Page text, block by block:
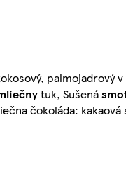
palmojadrový
tuk, Sušená
čokoláda: